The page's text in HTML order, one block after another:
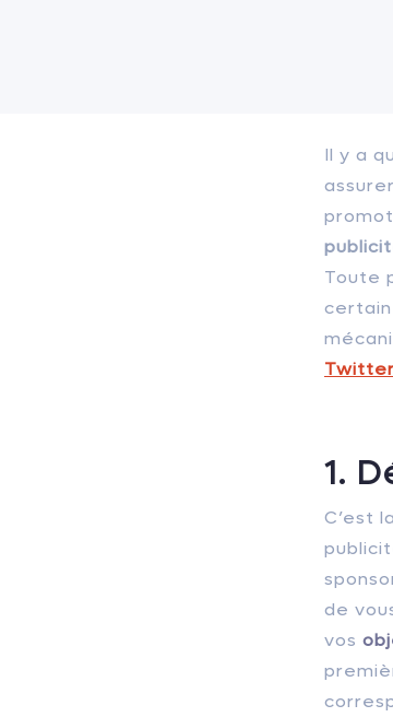
Il y a
Toute
certain
Twitter
1.
C’est
de
vos